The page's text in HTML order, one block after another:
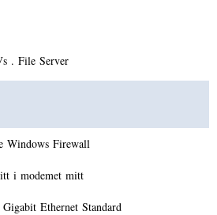
. File Server
Windows Firewall
i modemet mitt
Ethernet Standard